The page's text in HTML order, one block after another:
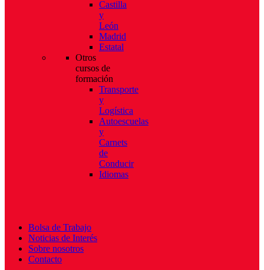
Castilla
y
León
Madrid
Estatal
Otros
cursos de
formación
Transporte
y
Logística
Autoescuelas
y
Carnets
de
Conducir
Idiomas
Bolsa de Trabajo
Noticias de Interés
Sobre nosotros
Contacto